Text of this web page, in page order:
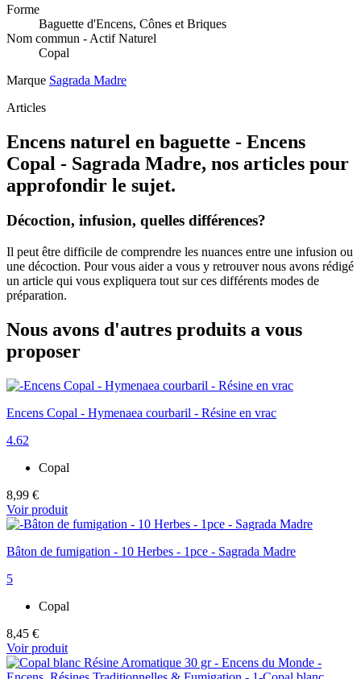
Forme
Baguette d'Encens, Cônes et Briques
Nom commun - Actif Naturel
Copal
Marque Sagrada Madre
Articles
Encens naturel en baguette - Encens
Copal - Sagrada Madre, nos articles pour
approfondir le sujet.
Décoction, infusion, quelles différences?
Il peut être difficile de comprendre les nuances entre une infusion ou
une décoction. Pour vous aider a vous y retrouver nous avons rédigé
un article qui vous expliquera tout sur ces différents modes de
préparation.
Nous avons d'autres produits a vous
proposer
Encens Copal - Hymenaea courbaril - Résine en vrac
4.62
Copal
8,99 €
Voir produit
Bâton de fumigation - 10 Herbes - 1pce - Sagrada Madre
5
Copal
8,45 €
Voir produit